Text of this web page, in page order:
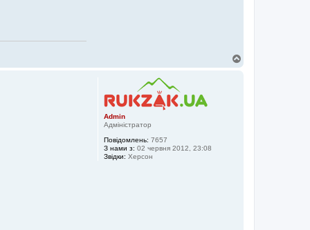
Admin
Адміністратор
Повідомлень: 7657
З нами з: 02 червня 2012, 23:08
Звідки: Херсон